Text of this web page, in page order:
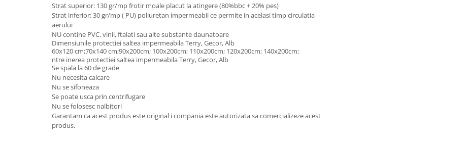
Strat superior: 130 gr/mp frotir moale placut la atingere (80%bbc + 20% pes)
Strat inferior: 30 gr/mp ( PU) poliuretan impermeabil ce permite in acelasi timp circulatia
aerului
NU contine PVC, vinil, ftalati sau alte substante daunatoare
Dimensiunile protectiei saltea impermeabila Terry, Gecor, Alb
60x120 cm;70x140 cm;90x200cm; 100x200cm; 110x200cm; 120x200cm; 140x200cm;
ntre inerea protectiei saltea impermeabila Terry, Gecor, Alb
Se spala la 60 de grade
Nu necesita calcare
Nu se sifoneaza
Se poate usca prin centrifugare
Nu se folosesc nalbitori
Garantam ca acest produs este original i compania este autorizata sa comercializeze acest
produs.